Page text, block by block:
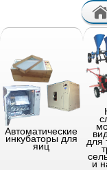
Автоматические
инкубаторы для
яиц для
и